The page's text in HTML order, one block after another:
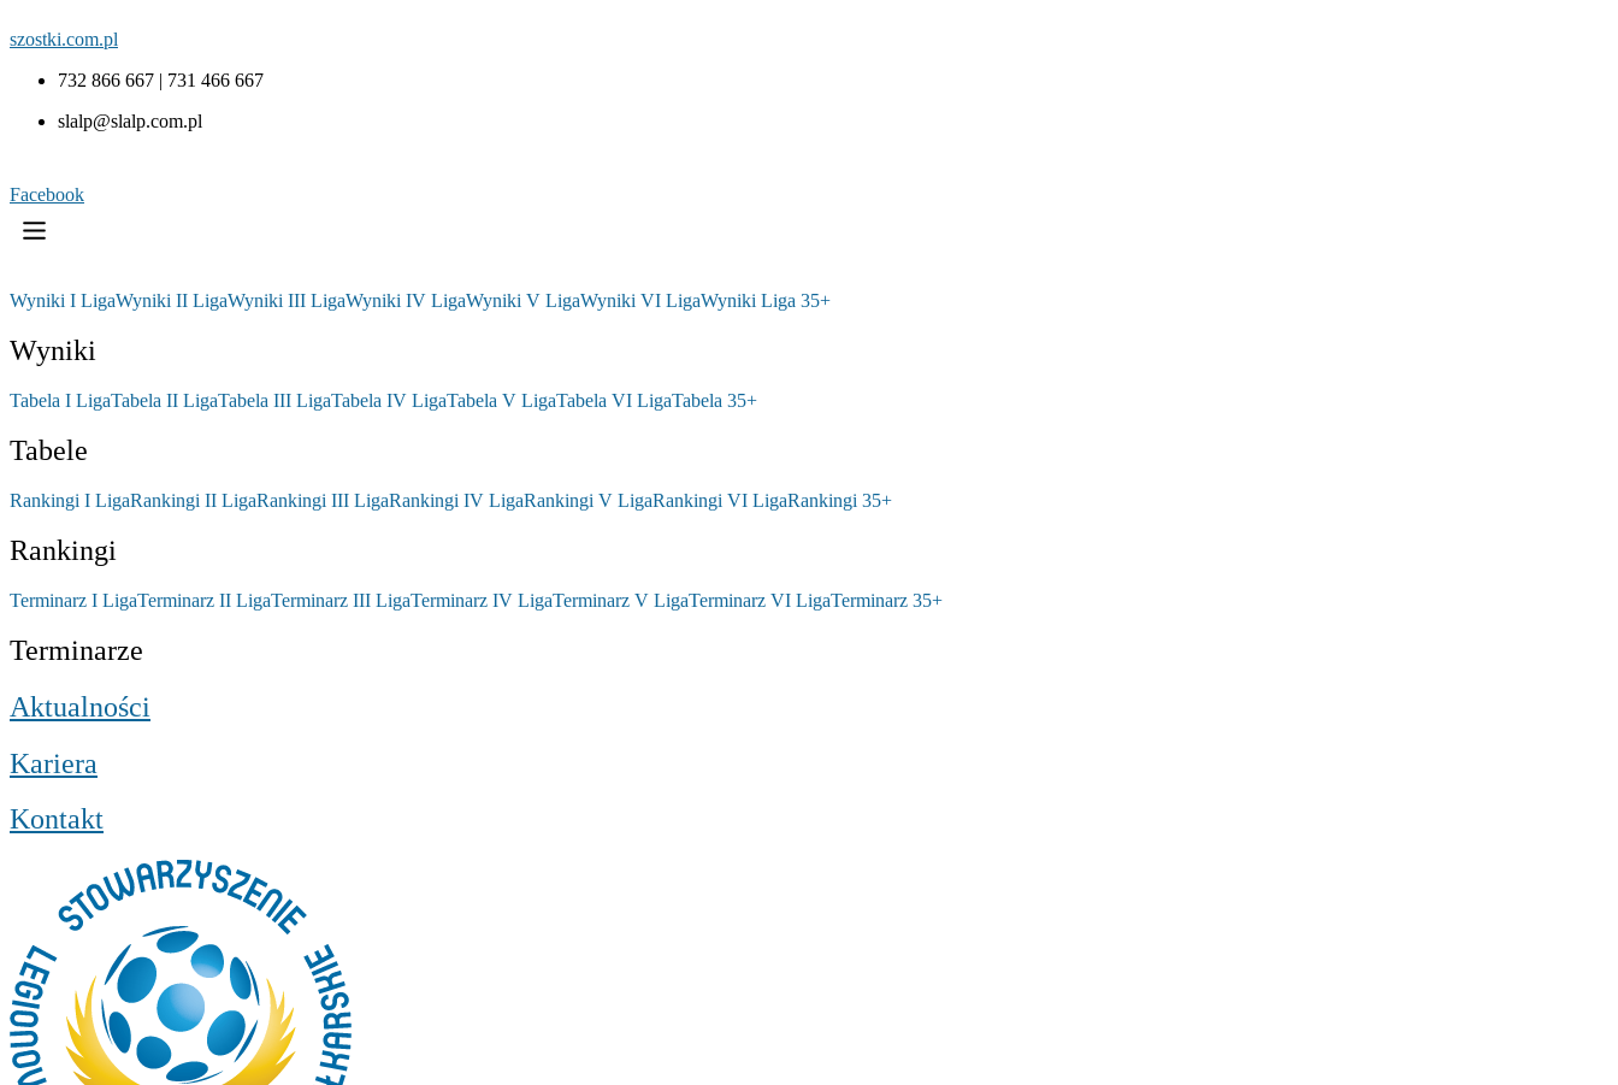
szostki.com.pl
732 866 667 | 731 466 667
slalp@slalp.com.pl
Facebook
Wyniki I LigaWyniki II LigaWyniki III LigaWyniki IV LigaWyniki V LigaWyniki VI LigaWyniki Liga 35+
Wyniki
Tabela I LigaTabela II LigaTabela III LigaTabela IV LigaTabela V LigaTabela VI LigaTabela 35+
Tabele
Rankingi I LigaRankingi II LigaRankingi III LigaRankingi IV LigaRankingi V LigaRankingi VI LigaRankingi 35+
Rankingi
Terminarz I LigaTerminarz II LigaTerminarz III LigaTerminarz IV LigaTerminarz V LigaTerminarz VI LigaTerminarz 35+
Terminarze
Aktualności
Kariera
Kontakt